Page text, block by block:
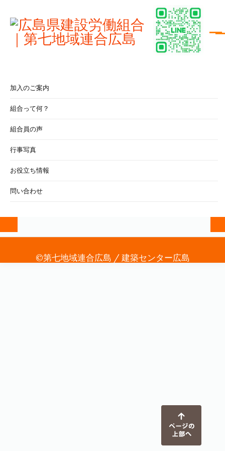
加入のご案内
組合って何？
組合員の声
行事写真
お役立ち情報
問い合わせ
組合員の方へ
各地区総会（1月～2月）
©第七地域連合広島 / 建築センター広島